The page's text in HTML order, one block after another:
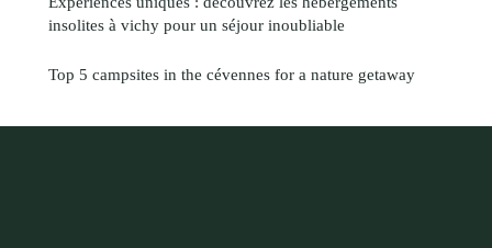
insolites à vichy pour un séjour inoubliable
Top 5 campsites in the cévennes for a nature getaway